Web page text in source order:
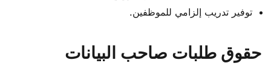
توفير تدريب إلزامي للموظفين.
حقوق طلبات صاحب البيانات